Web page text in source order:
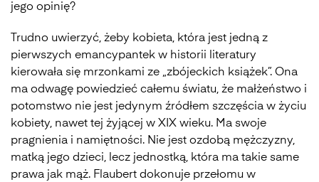
jego opinię?
Trudno uwierzyć, żeby kobieta, która jest jedną z
pierwszych emancypantek w historii literatury
kierowała się mrzonkami ze „zbójeckich książek”. Ona
ma odwagę powiedzieć całemu światu, że małżeństwo i
potomstwo nie jest jedynym źródłem szczęścia w życiu
kobiety, nawet tej żyjącej w XIX wieku. Ma swoje
pragnienia i namiętności. Nie jest ozdobą mężczyzny,
matką jego dzieci, lecz jednostką, która ma takie same
prawa jak mąż. Flaubert dokonuje przełomu w